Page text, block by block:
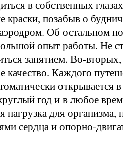
в собственных
краски, позабыв о
Об остальном
опыт работы. Не
занятием. Во-
качество. Каждого
открывается
год и в любое
нагрузка для
сердца и опорно-